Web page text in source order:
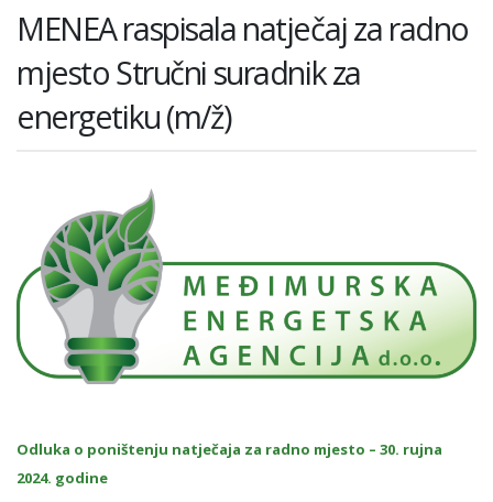
MENEA raspisala natječaj za radno
mjesto Stručni suradnik za
energetiku (m/ž)
Odluka o poništenju natječaja za radno mjesto – 30. rujna
2024. godine